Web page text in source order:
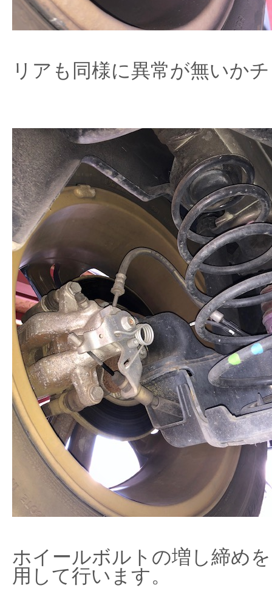
リアも同様に異常が無いか
ホイールボルトの増し締め
用して行います。